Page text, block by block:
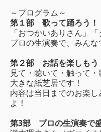
～プログラム～
第１部 歌って踊ろう！
「おつかいありさん」
プロの生演奏で、みん
第２部 お話を楽しもう
見て・聴いて・触って
大きな紙芝居です！
内容は当日までのお楽
よ！
第3部 プロの生演奏で